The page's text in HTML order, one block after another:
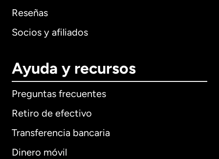
Reseñas
Socios y afiliados
Ayuda y recursos
Preguntas frecuentes
Retiro de efectivo
Transferencia bancaria
Dinero móvil